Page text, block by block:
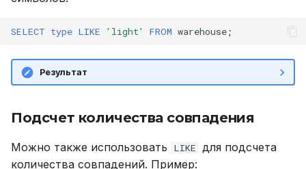
DROP USER
EXPLAIN
GRANT
SELECT type LIKE 'light' FROM warehouse ;
Результат
Подсчет количества совпадения
Можно также использовать LIKE для подсчета
количества совпадений. Пример: